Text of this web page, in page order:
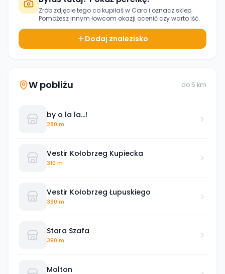
Zrób zdjęcie tego co kupiłaś w Caroi oznacz sklep.
Pomożesz innym łowcom okazji ocenić czy warto iść.
Dodaj znalezisko
W pobliżu do 5 km
by o la la...!
280 m
Vestir Kołobrzeg Kupiecka
310 m
Vestir Kołobrzeg Łupuskiego
390 m
Stara Szafa
390 m
Molton